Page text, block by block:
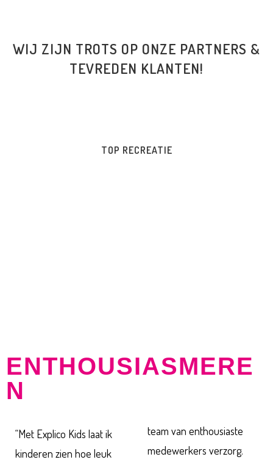
WIJ ZIJN TROTS OP ONZE PARTNERS &
TEVREDEN KLANTEN!
TOP RECREATIE
ENTHOUSIASMERE
N
“Met Explico Kids laat ik
kinderen zien hoe leuk
team van enthousiaste
medewerkers verzorg.